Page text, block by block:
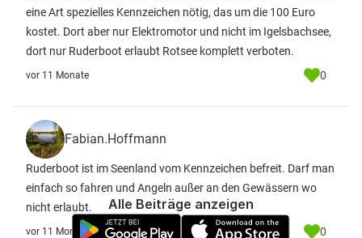
eine Art spezielles Kennzeichen nötig, das um die 100 Euro
kostet. Dort aber nur Elektromotor und nicht im Igelsbachsee,
dort nur Ruderboot erlaubt Rotsee komplett verboten.
vor 11 Monate 0
Fabian.Hoffmann
Ruderboot ist im Seenland vom Kennzeichen befreit. Darf man
einfach so fahren und Angeln außer an den Gewässern wo
nicht erlaubt.
vor 11 Monate 0
Alle Beiträge anzeigen